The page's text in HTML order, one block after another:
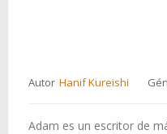
Autor Hanif Kureishi
Adam es un escritor de